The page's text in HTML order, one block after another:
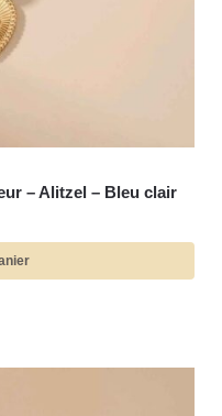
– Alitzel – Bleu clair